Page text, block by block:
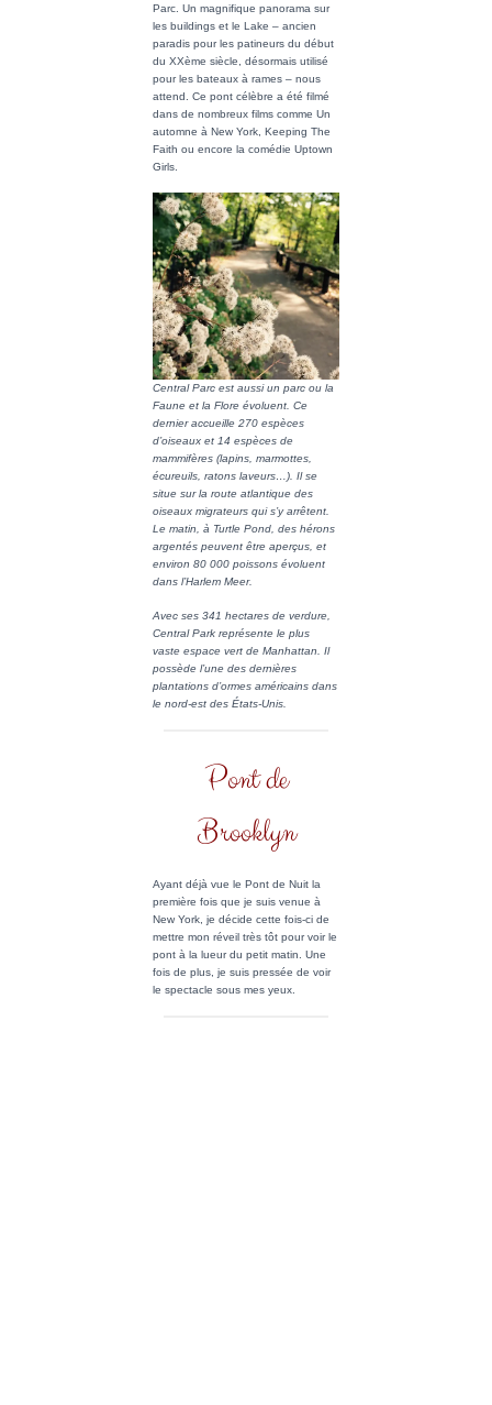
Parc. Un magnifique panorama sur
les buildings et le Lake – ancien
paradis pour les patineurs du début
du XXème siècle, désormais utilisé
pour les bateaux à rames – nous
attend. Ce pont célèbre a été filmé
dans de nombreux films comme Un
automne à New York, Keeping The
Faith ou encore la comédie Uptown
Girls.
Central Parc est aussi un parc ou la
Faune et la Flore évoluent. Ce
dernier accueille 270 espèces
d’oiseaux et 14 espèces de
mammifères (lapins, marmottes,
écureuils, ratons laveurs…). Il se
situe sur la route atlantique des
oiseaux migrateurs qui s’y arrêtent.
Le matin, à Turtle Pond, des hérons
argentés peuvent être aperçus, et
environ 80 000 poissons évoluent
dans l’Harlem Meer.
Avec ses 341 hectares de verdure,
Central Park représente le plus
vaste espace vert de Manhattan. Il
possède l’une des dernières
plantations d’ormes américains dans
le nord-est des États-Unis.
Pont de
Brooklyn
Ayant déjà vue le Pont de Nuit la
première fois que je suis venue à
New York, je décide cette fois-ci de
mettre mon réveil très tôt pour voir le
pont à la lueur du petit matin. Une
fois de plus, je suis pressée de voir
le spectacle sous mes yeux.